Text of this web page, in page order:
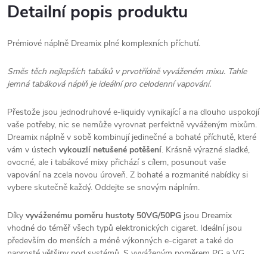
Detailní popis produktu
Prémiové náplně Dreamix plné komplexních příchutí.
Směs těch nejlepších tabáků v prvotřídně vyváženém mixu. Tahle
jemná tabáková náplň je ideální pro celodenní vapování.
Přestože jsou jednodruhové e-liquidy vynikající a na dlouho uspokojí
vaše potřeby, nic se nemůže vyrovnat perfektně vyváženým mixům.
Dreamix náplně v sobě kombinují jedinečné a bohaté příchutě, které
vám v ústech vykouzlí netušené potěšení. Krásně výrazné sladké,
ovocné, ale i tabákové mixy přichází s cílem, posunout vaše
vapování na zcela novou úroveň. Z bohaté a rozmanité nabídky si
vybere skutečně každý. Oddejte se snovým náplním.
Díky vyváženému poměru hustoty 50VG/50PG jsou Dreamix
vhodné do téměř všech typů elektronických cigaret. Ideální jsou
především do menších a méně výkonných e-cigaret a také do